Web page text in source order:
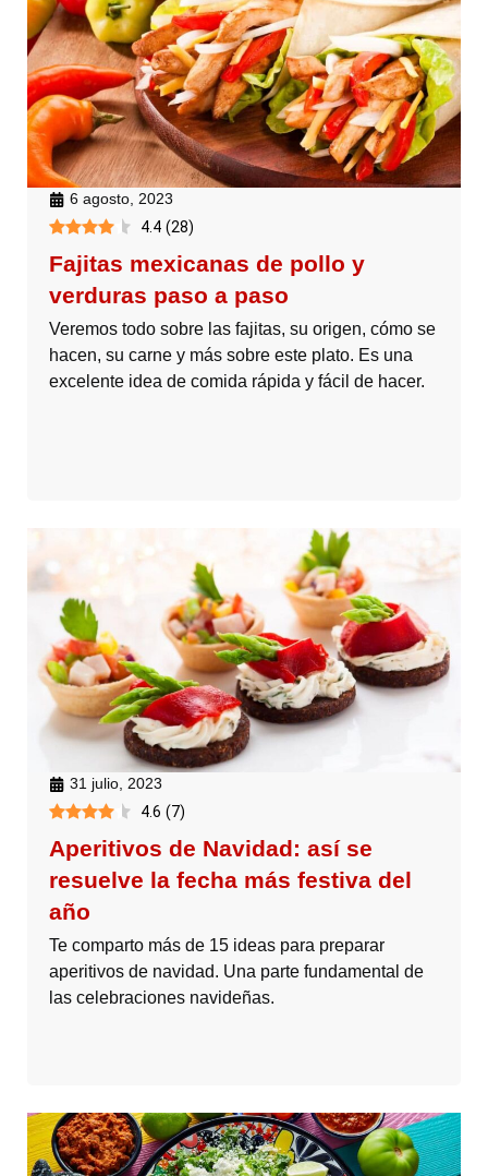
6 agosto, 2023
4.4 (28)
Fajitas mexicanas de pollo y
verduras paso a paso
Veremos todo sobre las fajitas, su origen, cómo se
hacen, su carne y más sobre este plato. Es una
excelente idea de comida rápida y fácil de hacer.
31 julio, 2023
4.6 (7)
Aperitivos de Navidad: así se
resuelve la fecha más festiva del
año
Te comparto más de 15 ideas para preparar
aperitivos de navidad. Una parte fundamental de
las celebraciones navideñas.